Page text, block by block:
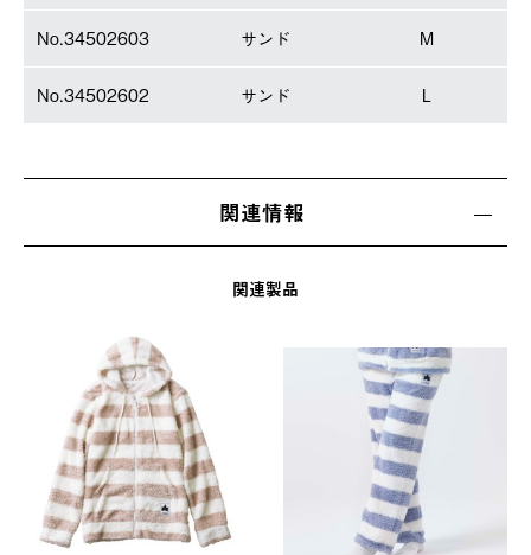
No.34502603 サンド M
No.34502602 サンド L
関連情報
関連製品